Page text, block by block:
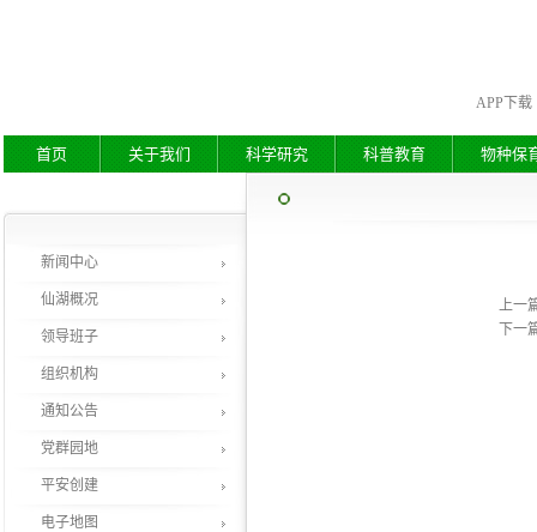
APP下载
首页 关于我们 科学研究 科普教育 物种保
上一
下一
新闻中心
仙湖概况
领导班子
组织机构
通知公告
党群园地
平安创建
电子地图